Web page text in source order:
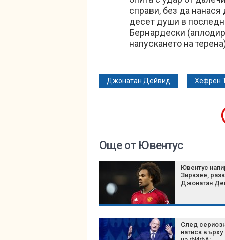
справи, без да
десет души в
Бернардески
напускането на
Джонатан Дейвид Хефрен
Още от Ювентус
Ювентус
Зиркзее,
Джонатан
След
натиск